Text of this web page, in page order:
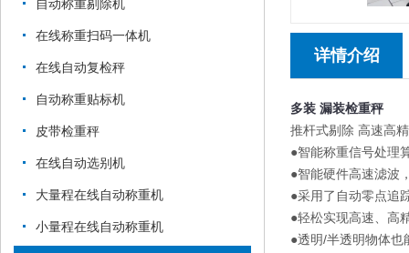
自动称重剔除机
在线称重扫码一体机
在线自动复检秤
自动称重贴标机
皮带检重秤
在线自动选别机
大量程在线自动称重机
小量程在线自动称重机
详情介绍
多装 漏装检重秤
推杆式剔除 高速高
●智能称重信号处理
●智能硬件高速滤波
●采用了自动零点追
●轻松实现高速、高
●透明/半透明物体也